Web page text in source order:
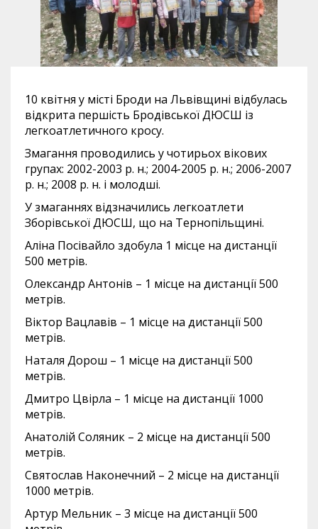
10 квітня у місті Броди на Львівщині відбулась
відкрита першість Бродівської ДЮСШ із
легкоатлетичного кросу.
Змагання проводились у чотирьох вікових
групах: 2002-2003 р. н.; 2004-2005 р. н.; 2006-2007
р. н.; 2008 р. н. і молодші.
У змаганнях відзначились легкоатлети
Зборівської ДЮСШ, що на Тернопільщині.
Аліна Посівайло здобула 1 місце на дистанції
500 метрів.
Олександр Антонів – 1 місце на дистанції 500
метрів.
Віктор Вацлавів – 1 місце на дистанції 500
метрів.
Наталя Дорош – 1 місце на дистанції 500
метрів.
Дмитро Цвірла – 1 місце на дистанції 1000
метрів.
Анатолій Соляник – 2 місце на дистанції 500
метрів.
Святослав Наконечний – 2 місце на дистанції
1000 метрів.
Артур Мельник – 3 місце на дистанції 500